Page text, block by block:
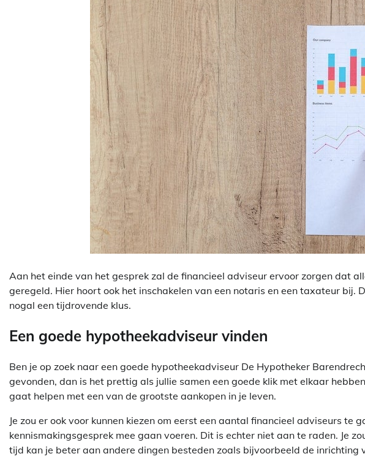
Aan het einde van het gesprek zal de financieel adviseur ervoor zorgen dat
geregeld. Hier hoort ook het inschakelen van een notaris en een taxateur
nogal een tijdrovende klus.
Een goede hypotheekadviseur vinden
Ben je op zoek naar een goede hypotheekadviseur De Hypotheker
gevonden, dan is het prettig als jullie samen een goede klik met elkaar
gaat helpen met een van de grootste aankopen in je leven.
Je zou er ook voor kunnen kiezen om eerst een aantal financieel adviseurs te
kennismakingsgesprek mee gaan voeren. Dit is echter niet aan te raden. Je
tijd kan je beter aan andere dingen besteden zoals bijvoorbeeld de inrichting